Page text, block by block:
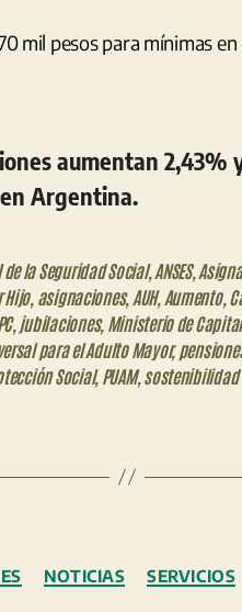
entrada
aumentan 2,43%
Argentina.
la Seguridad Social, ANSES,
Hijo, asignaciones, AUH, Aumento,
, jubilaciones, Ministerio de
para el Adulto Mayor,
Social, PUAM, sostenibilidad
Categorías
NOTICIAS SERVICIOS